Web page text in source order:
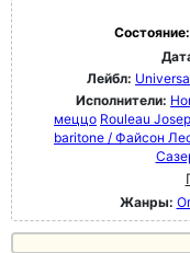
Состояние:
Лейбл:
Исполнители:
меццо Rouleau
baritone / Файсон
Жанры: